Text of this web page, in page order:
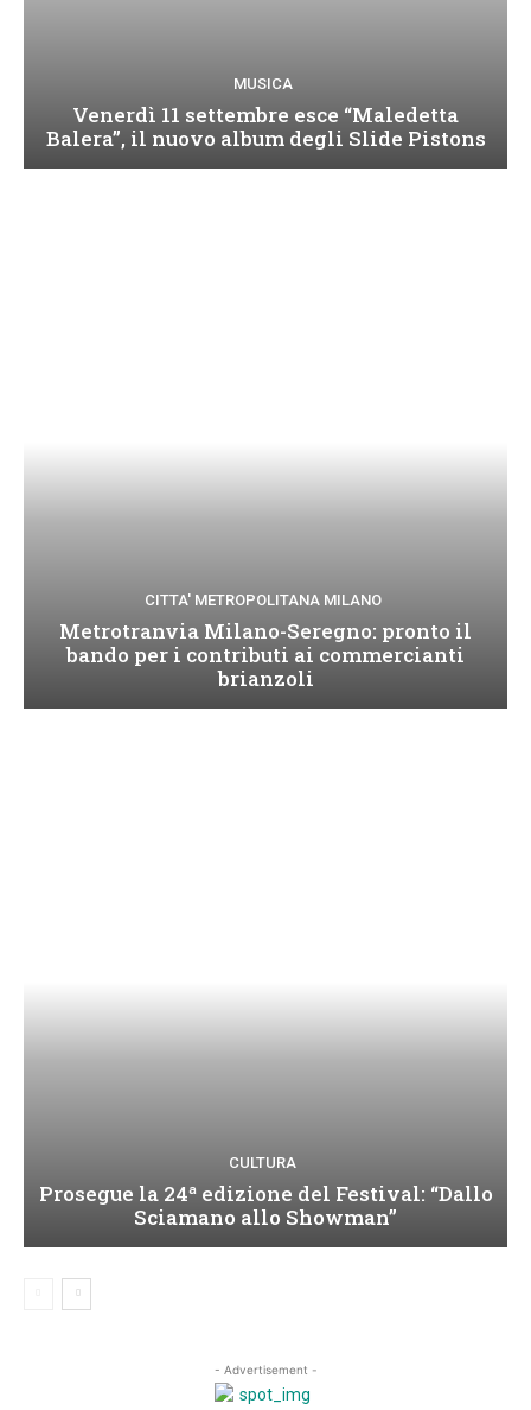
MUSICA
Venerdì 11 settembre esce “Maledetta
Balera”, il nuovo album degli Slide Pistons
CITTA' METROPOLITANA MILANO
Metrotranvia Milano-Seregno: pronto il
bando per i contributi ai commercianti
brianzoli
CULTURA
Prosegue la 24ª edizione del Festival: “Dallo
Sciamano allo Showman”
- Advertisement -